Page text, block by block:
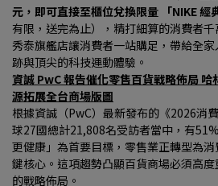
元，即可直接至櫃位兌換限量 「NIKE 經
有限，送完為止），精打細算的消費者
秀泰旗艦店讓消費者一站購足，帶給全家
跡與頂尖的科技運動體驗。
資誠 PwC 報告催化零售百貨戰略佈局
源拓展全台商場版圖
根據資誠（PwC）最新發布的《2026消
球27國總計21,808名受訪者當中，有
更健康」為首要目標，零售業正轉型為
鍵核心。這項趨勢凸顯百貨商場必須高
的戰略佈局。